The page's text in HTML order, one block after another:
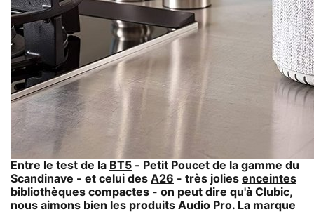
Entre le test de la BT5 - Petit Poucet de la gamme du
Scandinave - et celui des A26 - très jolies enceintes
bibliothèques compactes - on peut dire qu'à Clubic,
nous aimons bien les produits Audio Pro. La marque